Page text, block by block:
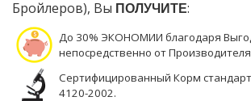
Бройлеров), Вы ПОЛУЧИТЕ:
До 30% ЭКОНОМИИ благодаря
непосредственно от
Сертифицированный Корм
4120-2002.